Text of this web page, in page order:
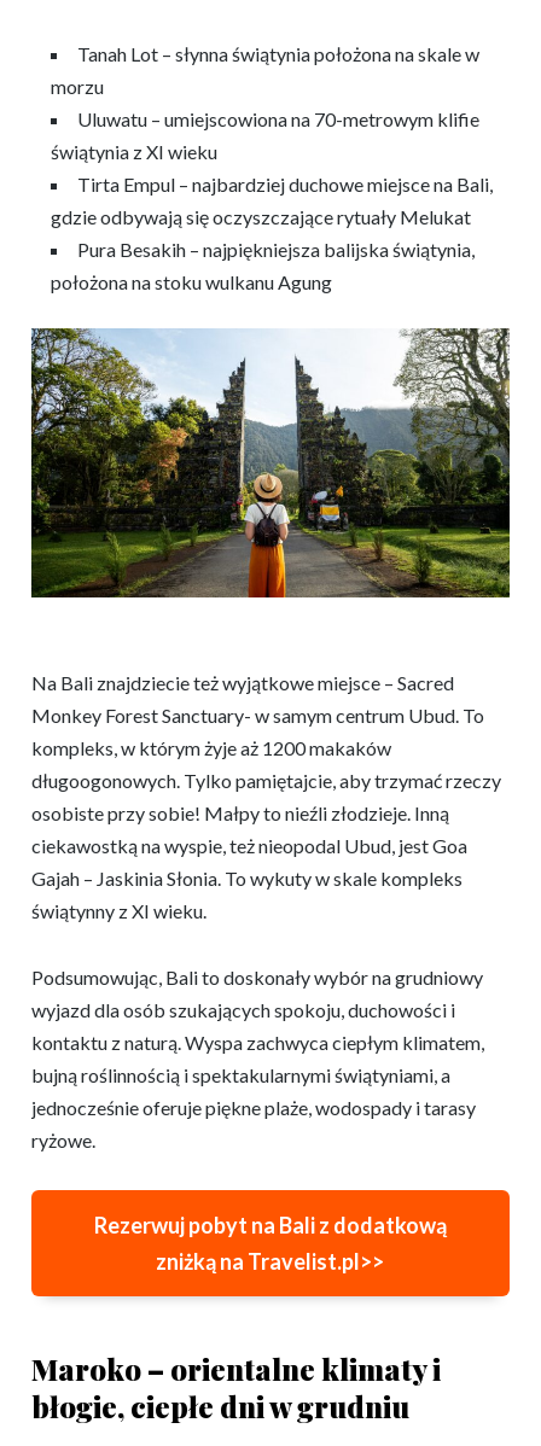
Tanah Lot – słynna świątynia położona na skale w
morzu
Uluwatu – umiejscowiona na 70-metrowym klifie
świątynia z XI wieku
Tirta Empul – najbardziej duchowe miejsce na Bali,
gdzie odbywają się oczyszczające rytuały Melukat
Pura Besakih – najpiękniejsza balijska świątynia,
położona na stoku wulkanu Agung
Na Bali znajdziecie też wyjątkowe miejsce – Sacred
Monkey Forest Sanctuary- w samym centrum Ubud. To
kompleks, w którym żyje aż 1200 makaków
długoogonowych. Tylko pamiętajcie, aby trzymać rzeczy
osobiste przy sobie! Małpy to nieźli złodzieje. Inną
ciekawostką na wyspie, też nieopodal Ubud, jest Goa
Gajah – Jaskinia Słonia. To wykuty w skale kompleks
świątynny z XI wieku.
Podsumowując, Bali to doskonały wybór na grudniowy
wyjazd dla osób szukających spokoju, duchowości i
kontaktu z naturą. Wyspa zachwyca ciepłym klimatem,
bujną roślinnością i spektakularnymi świątyniami, a
jednocześnie oferuje piękne plaże, wodospady i tarasy
ryżowe.
Rezerwuj pobyt na Bali z dodatkową
zniżką na Travelist.pl>>
Maroko – orientalne klimaty i
błogie, ciepłe dni w grudniu